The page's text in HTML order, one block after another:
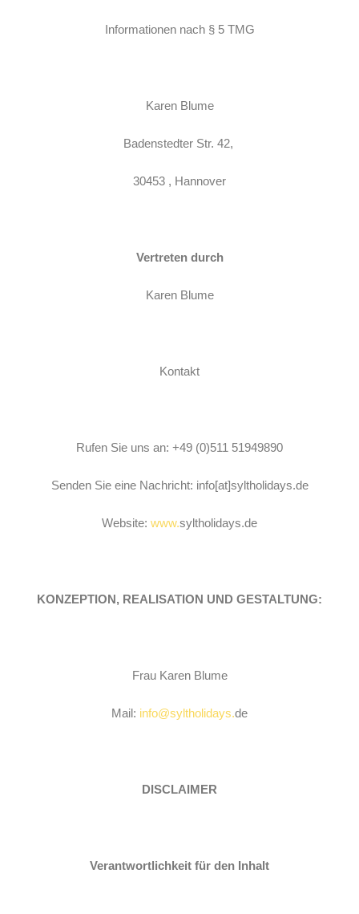
Informationen nach § 5 TMG
Karen Blume
Badenstedter Str. 42,
30453 , Hannover
Vertretendurch
Karen Blume
Kontakt
Rufen Sie uns an: +49 (0)511 51949890
Senden Sie eine Nachricht: info[at]syltholidays.de
Website: www.syltholidays.de
KONZEPTION, REALISATION UND GESTALTUNG:
Frau Karen Blume
Mail: info@syltholidays.de
DISCLAIMER
Verantwortlichkeit für den Inhalt